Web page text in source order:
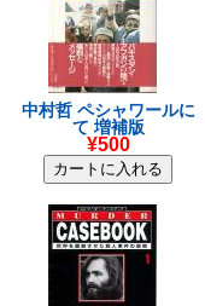
中村哲 ペシャワールに
て 増補版
¥500